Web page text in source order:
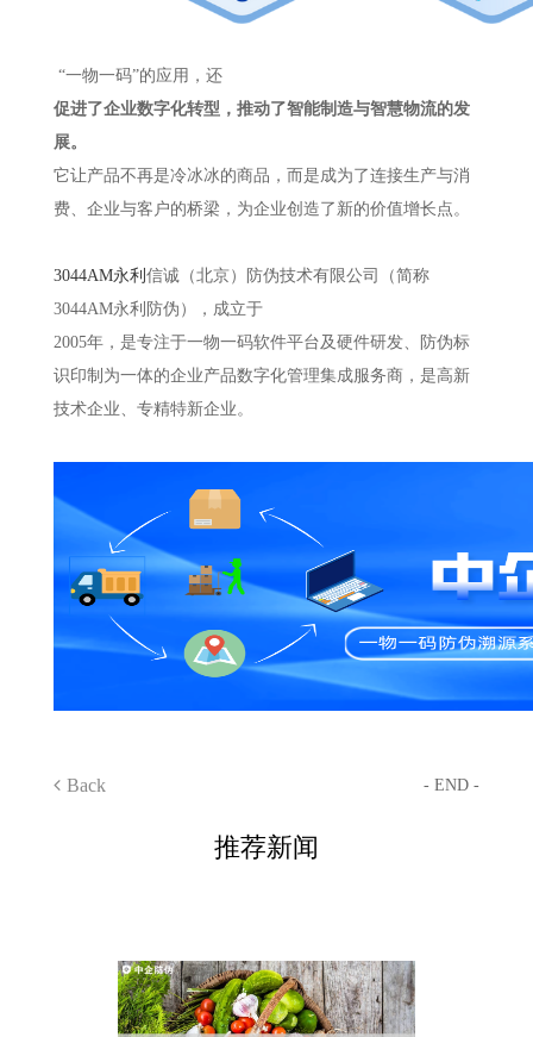
“一物一码”的应用，还
促进了企业数字化转型，推动了智能制造与智慧物流的发
展。
它让产品不再是冷冰冰的商品，而是成为了连接生产与消
费、企业与客户的桥梁，为企业创造了新的价值增长点。
3044AM永利 信诚（北京）防伪技术有限公司（简称
3044AM永利防伪），成立于
2005年，是专注于一物一码软件平台及硬件研发、防伪标
识印制为一体的企业产品数字化管理集成服务商，是高新
技术企业、专精特新企业。
Back - END -
推荐新闻